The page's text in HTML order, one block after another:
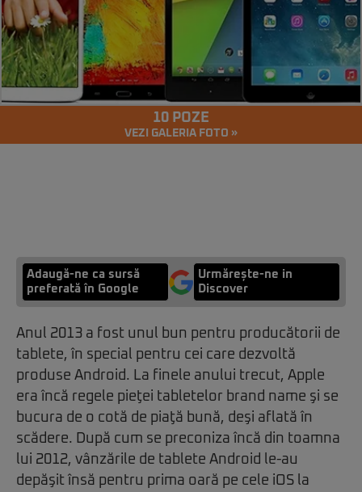
10 POZE
VEZI GALERIA FOTO »
Adaugă-ne ca sursă
preferată în Google
Urmărește-ne in
Discover
Anul 2013 a fost unul bun pentru producătorii de
tablete, în special pentru cei care dezvoltă
produse Android. La finele anului trecut, Apple
era încă regele pieţei tabletelor brand name şi se
bucura de o cotă de piaţă bună, deşi aflată în
scădere. După cum se preconiza încă din toamna
lui 2012, vânzările de tablete Android le-au
depăşit însă pentru prima oară pe cele iOS la